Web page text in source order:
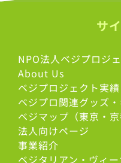
サ
NPO法人ベジプロジ
About Us
ベジプロジェクト実績
ベジプロ関連グッズ
ベジマップ（東京・京
法人向けページ
事業紹介
ベジタリアン・ヴィ